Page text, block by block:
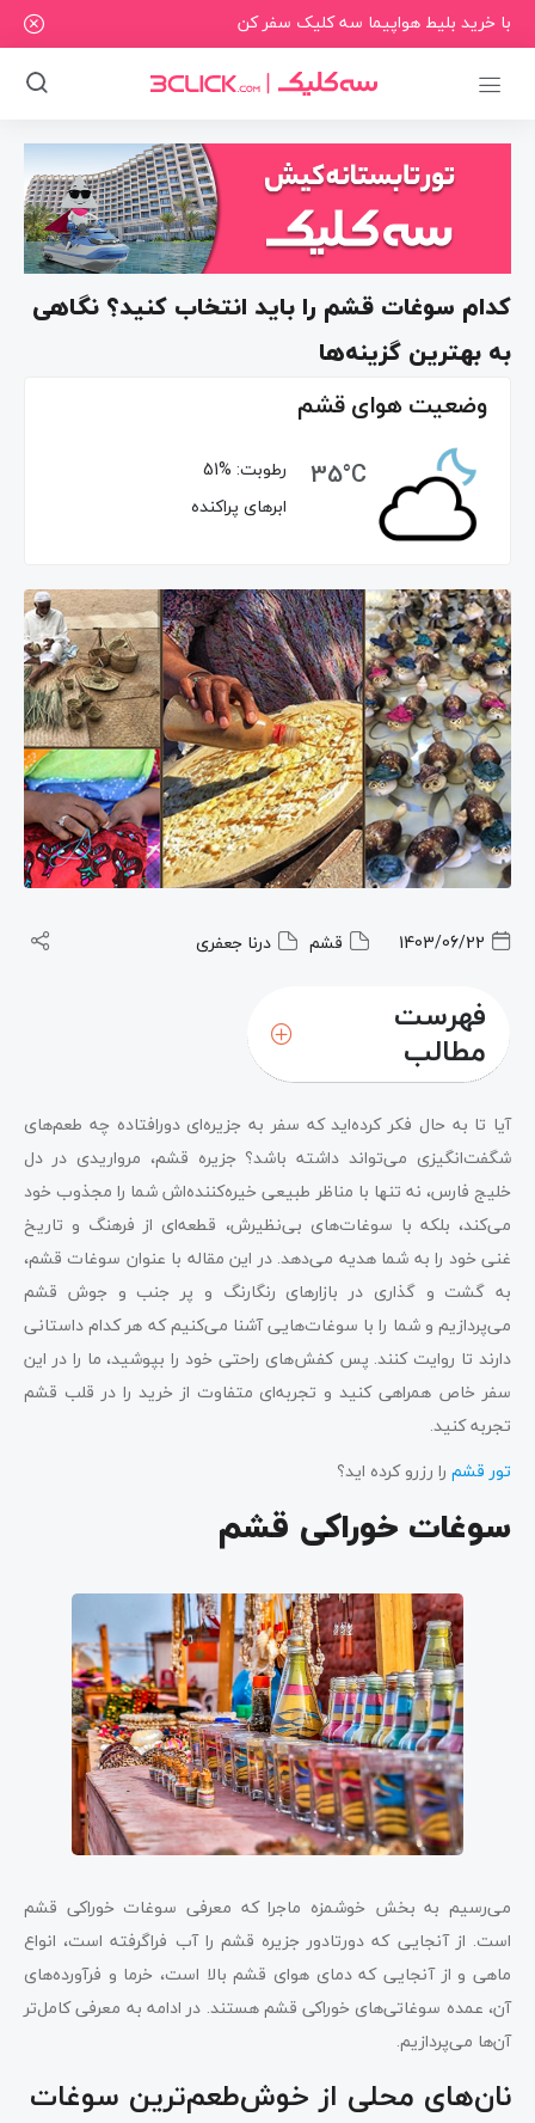
با خرید بلیط هواپیما سه کلیک سفر کن
کدام سوغات قشم را باید انتخاب کنید؟ نگاهی
به بهترین گزینه‌ها
وضعیت هوای قشم
35°C
رطوبت: 51%
ابرهای پراکنده
1403/06/22 قشم درنا جعفری
فهرست
مطالب
آیا تا به حال فکر کرده‌اید که سفر به جزیره‌ای دورافتاده چه طعم‌های
شگفت‌انگیزی می‌تواند داشته باشد؟ جزیره قشم، مرواریدی در دل
خلیج فارس، نه تنها با مناظر طبیعی خیره‌کننده‌اش شما را مجذوب خود
می‌کند، بلکه با سوغات‌های بی‌نظیرش، قطعه‌ای از فرهنگ و تاریخ
غنی خود را به شما هدیه می‌دهد. در این مقاله با عنوان سوغات قشم،
به گشت و گذاری در بازارهای رنگارنگ و پر جنب و جوش قشم
می‌پردازیم و شما را با سوغات‌هایی آشنا می‌کنیم که هر کدام داستانی
دارند تا روایت کنند. پس کفش‌های راحتی خود را بپوشید، ما را در این
سفر خاص همراهی کنید و تجربه‌ای متفاوت از خرید را در قلب قشم
تجربه کنید.
تور قشم را رزرو کرده اید؟
سوغات خوراکی قشم
می‌رسیم به بخش خوشمزه ماجرا که معرفی سوغات خوراکی قشم
است. از آنجایی که دورتادور جزیره قشم را آب فراگرفته است، انواع
ماهی و از آنجایی که دمای هوای قشم بالا است، خرما و فرآورده‌های
آن، عمده سوغاتی‌های خوراکی قشم هستند. در ادامه به معرفی کامل‌تر
آن‌ها می‌پردازیم.
نان‌های محلی از خوش‌طعم‌ترین سوغات